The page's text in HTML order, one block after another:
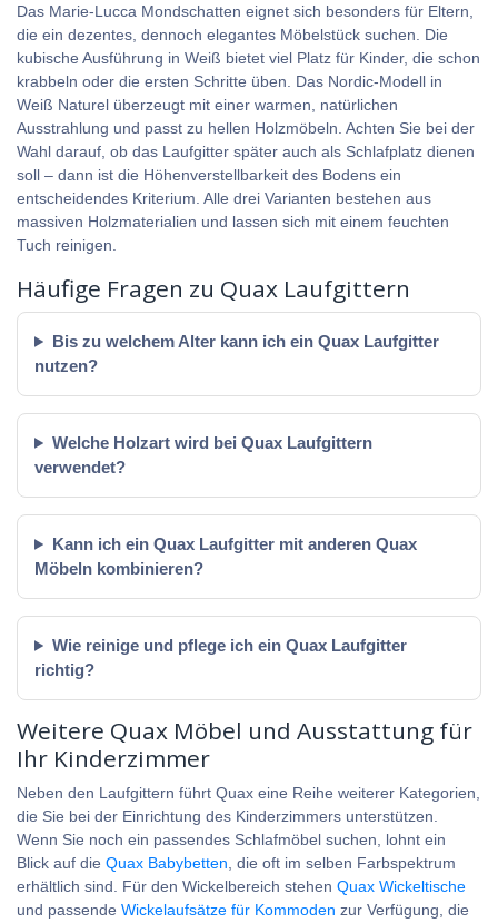
Das Marie-Lucca Mondschatten eignet sich besonders für Eltern,
die ein dezentes, dennoch elegantes Möbelstück suchen. Die
kubische Ausführung in Weiß bietet viel Platz für Kinder, die schon
krabbeln oder die ersten Schritte üben. Das Nordic-Modell in
Weiß Naturel überzeugt mit einer warmen, natürlichen
Ausstrahlung und passt zu hellen Holzmöbeln. Achten Sie bei der
Wahl darauf, ob das Laufgitter später auch als Schlafplatz dienen
soll – dann ist die Höhenverstellbarkeit des Bodens ein
entscheidendes Kriterium. Alle drei Varianten bestehen aus
massiven Holzmaterialien und lassen sich mit einem feuchten
Tuch reinigen.
Häufige Fragen zu Quax Laufgittern
Bis zu welchem Alter kann ich ein Quax Laufgitter
nutzen?
Welche Holzart wird bei Quax Laufgittern
verwendet?
Kann ich ein Quax Laufgitter mit anderen Quax
Möbeln kombinieren?
Wie reinige und pflege ich ein Quax Laufgitter
richtig?
Weitere Quax Möbel und Ausstattung für
Ihr Kinderzimmer
Neben den Laufgittern führt Quax eine Reihe weiterer Kategorien,
die Sie bei der Einrichtung des Kinderzimmers unterstützen.
Wenn Sie noch ein passendes Schlafmöbel suchen, lohnt ein
Blick auf die Quax Babybetten , die oft im selben Farbspektrum
erhältlich sind. Für den Wickelbereich stehen Quax Wickeltische
und passende Wickelaufsätze für Kommoden zur Verfügung, die